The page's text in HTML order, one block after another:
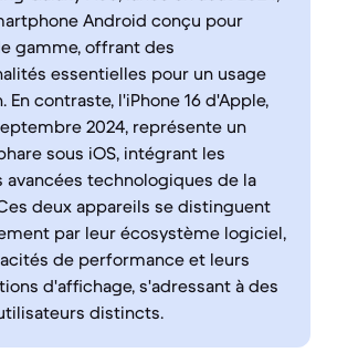
Android conçu pour
gamme, offrant des
essentielles pour un usage
En contraste, l'iPhone 16 d'Apple,
2024, représente un
sous iOS, intégrant les
avancées technologiques de la
deux appareils se distinguent
par leur écosystème logiciel,
de performance et leurs
d'affichage, s'adressant à des
distincts.